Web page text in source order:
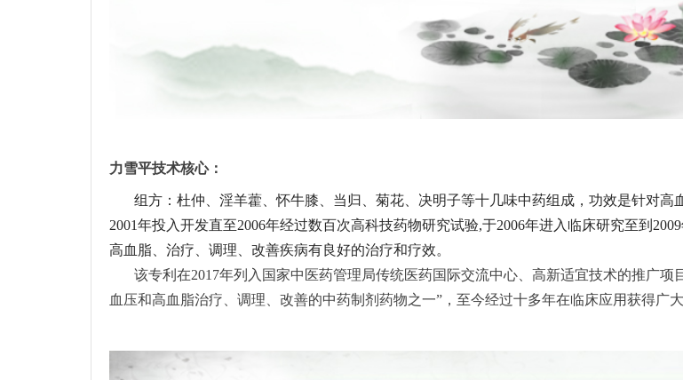
力雪平技术核心：
组方：杜仲、淫羊藿、怀牛膝、当归、菊花、决明子等十几味中药组成，功效是针对
2001年投入开发直至2006年经过数百次高科技药物研究试验,于2006年进入临床研究至到
高血脂、治疗、调理、改善疾病有良好的治疗和疗效。
该专利在2017年列入国家中医药管理局传统医药国际交流中心、高新适宜技术的推广项
血压和高血脂治疗、调理、改善的中药制剂药物之一”，至今经过十多年在临床应用获得广大